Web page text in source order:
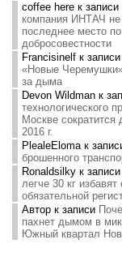
coffee hereк записи
компания ИНТАЧ
последнее место по
добросовестности
Francisinelfк записи
«Новые
за дыма
Devon Wildmanк
технологического
Москве сократится
2016 г.
PlealeElomaк
брошенного
Ronaldsilkyк записи
легче 30 кг избавят
обязательной
Авторк записи
пахнет дымом в
Южный квартал